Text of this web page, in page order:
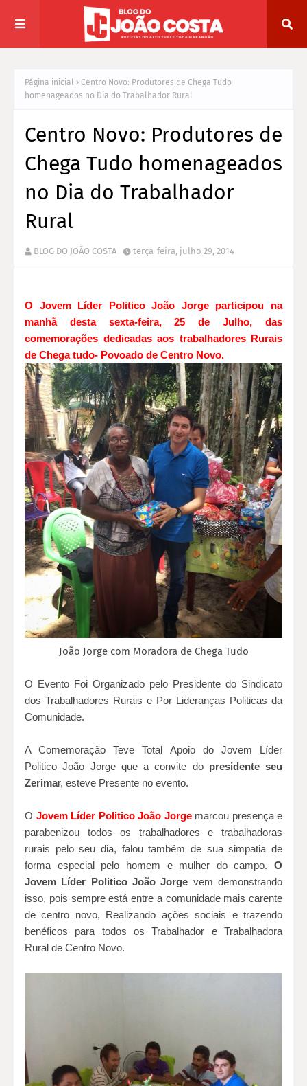
Página inicial
Centro Novo: Produtores de Chega Tudo
homenageados no Dia do Trabalhador Rural
Centro Novo: Produtores de
Chega Tudo homenageados
no Dia do Trabalhador
Rural
BLOG DO JOÃO COSTA terça-feira, julho 29, 2014
O Jovem Líder Politico João Jorge participou na
manhã desta sexta-feira, 25 de Julho, das
comemorações dedicadas aos trabalhadores Rurais
de Chega tudo- Povoado de Centro Novo.
João Jorge com Moradora de Chega Tudo
O Evento Foi Organizado pelo Presidente do Sindicato
dos Trabalhadores Rurais e Por Lideranças Politicas da
Comunidade.
A Comemoração Teve Total Apoio do Jovem Líder
Politico João Jorge que a convite do presidente seu
Zerimar, esteve Presente no evento.
O Jovem Líder Politico João Jorgemarcou presença e
parabenizou todos os trabalhadores e trabalhadoras
rurais pelo seu dia, falou também de sua simpatia de
forma especial pelo homem e mulher do campo. O
Jovem Líder Politico João Jorge vem demonstrando
isso, pois sempre está entre a comunidade mais carente
de centro novo, Realizando ações sociais e trazendo
benéficos para todos os Trabalhador e Trabalhadora
Rural de Centro Novo.